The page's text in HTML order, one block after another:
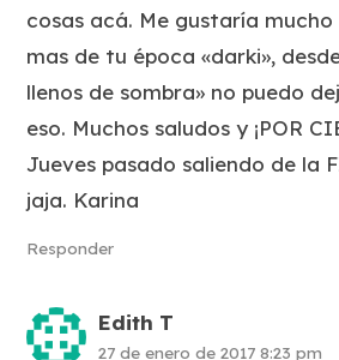
cosas acá. Me gustaría mucho
mas de tu época «darki»,
llenos de sombra» no puedo
eso. Muchos saludos y ¡POR
Jueves pasado saliendo de la
jaja. Karina
Responder
Edith T
27 de enero de 2017 8:23 pm